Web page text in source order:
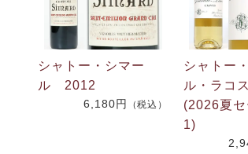
シャトー・シマー
ル 2012
6,180円 （税込）
シャトー
ル・ラコ
(2026夏
1)